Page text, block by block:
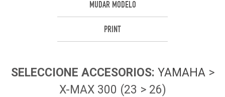
MUDAR MODELO
PRINT
SELECCIONE ACCESORIOS: YAMAHA>
X-MAX 300 (23 > 26)